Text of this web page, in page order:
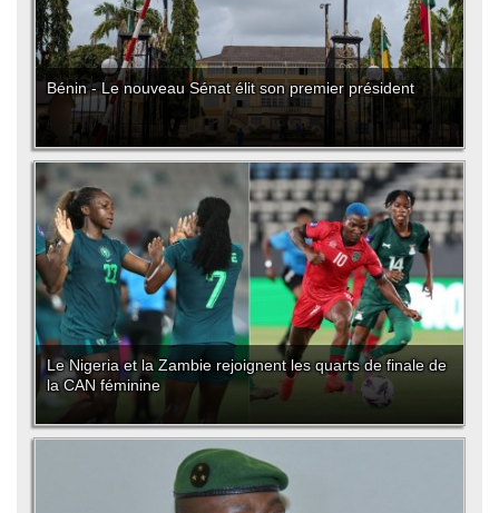
Bénin - Le nouveau Sénat élit son premier président
Le Nigeria et la Zambie rejoignent les quarts de finale de
la CAN féminine